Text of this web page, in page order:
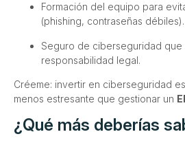
Formación del equipo para
(phishing, contraseñas débiles).
Seguro de ciberseguridad que
responsabilidad legal.
Créeme: invertir en ciberseguridad
menos estresante que gestionar un
¿Qué más deberías